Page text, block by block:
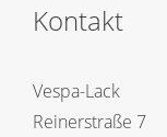
Kontakt
Vespa-Lack
Reinerstraße 7